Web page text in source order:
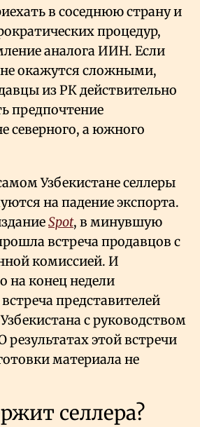
в соседнюю страну и
процедур,
аналога ИИН. Если
окажутся сложными,
из РК действительно
предпочтение
северного, а южного
Узбекистане селлеры
на падение экспорта.
Spot, в минувшую
встреча продавцов с
комиссией. И
на конец недели
представителей
с руководством
результатах этой встречи
материала не
селлера?